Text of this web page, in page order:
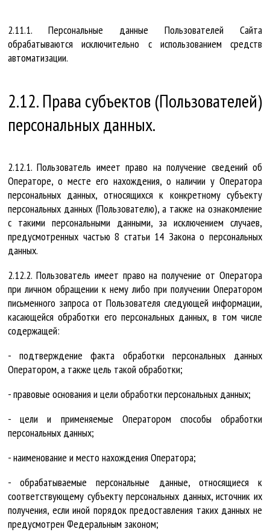
2.11.1. Персональные данные Пользователей Сайта
обрабатываются исключительно с использованием средств
автоматизации.
2.12. Права субъектов (Пользователей)
персональных данных.
2.12.1. Пользователь имеет право на получение сведений об
Операторе, о месте его нахождения, о наличии у Оператора
персональных данных, относящихся к конкретному субъекту
персональных данных (Пользователю), а также на ознакомление
с такими персональными данными, за исключением случаев,
предусмотренных частью 8 статьи 14 Закона о персональных
данных.
2.12.2. Пользователь имеет право на получение от Оператора
при личном обращении к нему либо при получении Оператором
письменного запроса от Пользователя следующей информации,
касающейся обработки его персональных данных, в том числе
содержащей:
- подтверждение факта обработки персональных данных
Оператором, а также цель такой обработки;
- правовые основания и цели обработки персональных данных;
- цели и применяемые Оператором способы обработки
персональных данных;
- наименование и место нахождения Оператора;
- обрабатываемые персональные данные, относящиеся к
соответствующему субъекту персональных данных, источник их
получения, если иной порядок предоставления таких данных не
предусмотрен Федеральным законом;